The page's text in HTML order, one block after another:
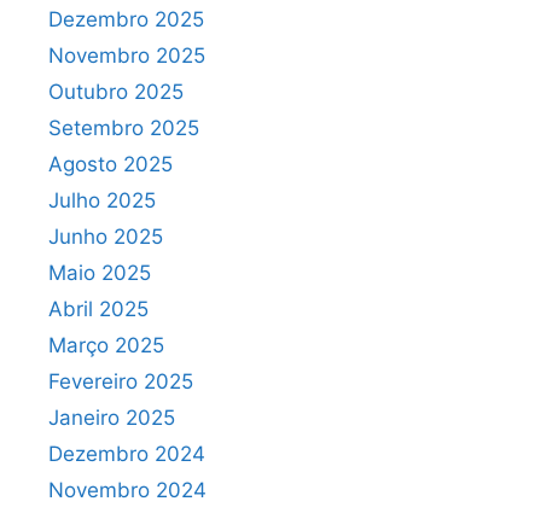
Dezembro 2025
Novembro 2025
Outubro 2025
Setembro 2025
Agosto 2025
Julho 2025
Junho 2025
Maio 2025
Abril 2025
Março 2025
Fevereiro 2025
Janeiro 2025
Dezembro 2024
Novembro 2024